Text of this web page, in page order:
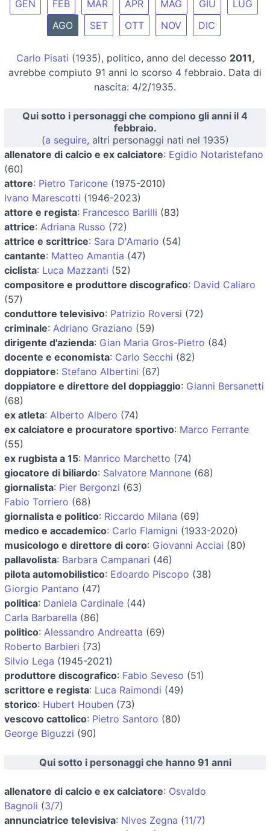
GEN FEB MAR APR MAG GIU
LUG
AGO
SET OTT NOV DIC
Carlo Pisati (1935), politico, anno del decesso 2011,
avrebbe compiuto 91 anni lo scorso 4 febbraio. Data di
nascita: 4/2/1935.
Qui sotto i personaggi che compiono gli anni il 4
febbraio.
(a seguire, altri personaggi nati nel 1935)
allenatore di calcio e ex calciatore: Egidio Notaristefano
(60)
attore: Pietro Taricone (1975-2010)
Ivano Marescotti (1946-2023)
attore e regista: Francesco Barilli (83)
attrice: Adriana Russo (72)
attrice e scrittrice: Sara D'Amario (54)
cantante: Matteo Amantia (47)
ciclista: Luca Mazzanti (52)
compositore e produttore discografico: David Caliaro
(57)
conduttore televisivo: Patrizio Roversi (72)
criminale: Adriano Graziano (59)
dirigente d'azienda: Gian Maria Gros-Pietro (84)
docente e economista: Carlo Secchi (82)
doppiatore: Stefano Albertini (67)
doppiatore e direttore del doppiaggio: Gianni Bersanetti
(68)
ex atleta: Alberto Albero (74)
ex calciatore e procuratore sportivo: Marco Ferrante
(55)
ex rugbista a 15: Manrico Marchetto (74)
giocatore di biliardo: Salvatore Mannone (68)
giornalista: Pier Bergonzi (63)
Fabio Torriero (68)
giornalista e politico: Riccardo Milana (69)
medico e accademico: Carlo Flamigni (1933-2020)
musicologo e direttore di coro: Giovanni Acciai (80)
pallavolista: Barbara Campanari (46)
pilota automobilistico: Edoardo Piscopo (38)
Giorgio Pantano (47)
politica: Daniela Cardinale (44)
Carla Barbarella (86)
politico: Alessandro Andreatta (69)
Roberto Barbieri (73)
Silvio Lega (1945-2021)
produttore discografico: Fabio Seveso (51)
scrittore e regista: Luca Raimondi (49)
storico: Hubert Houben (73)
vescovo cattolico: Pietro Santoro (80)
George Biguzzi (90)
Qui sotto i personaggi che hanno 91 anni
allenatore di calcio e ex calciatore: Osvaldo
Bagnoli (3/7)
annunciatrice televisiva: Nives Zegna (11/7)